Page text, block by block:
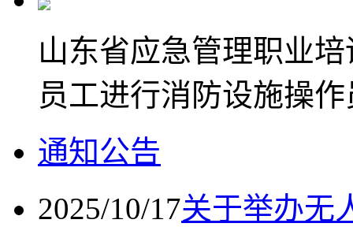
山东省应急管理职业
员工进行消防设施操
通知公告
2025/10/17关于举办无